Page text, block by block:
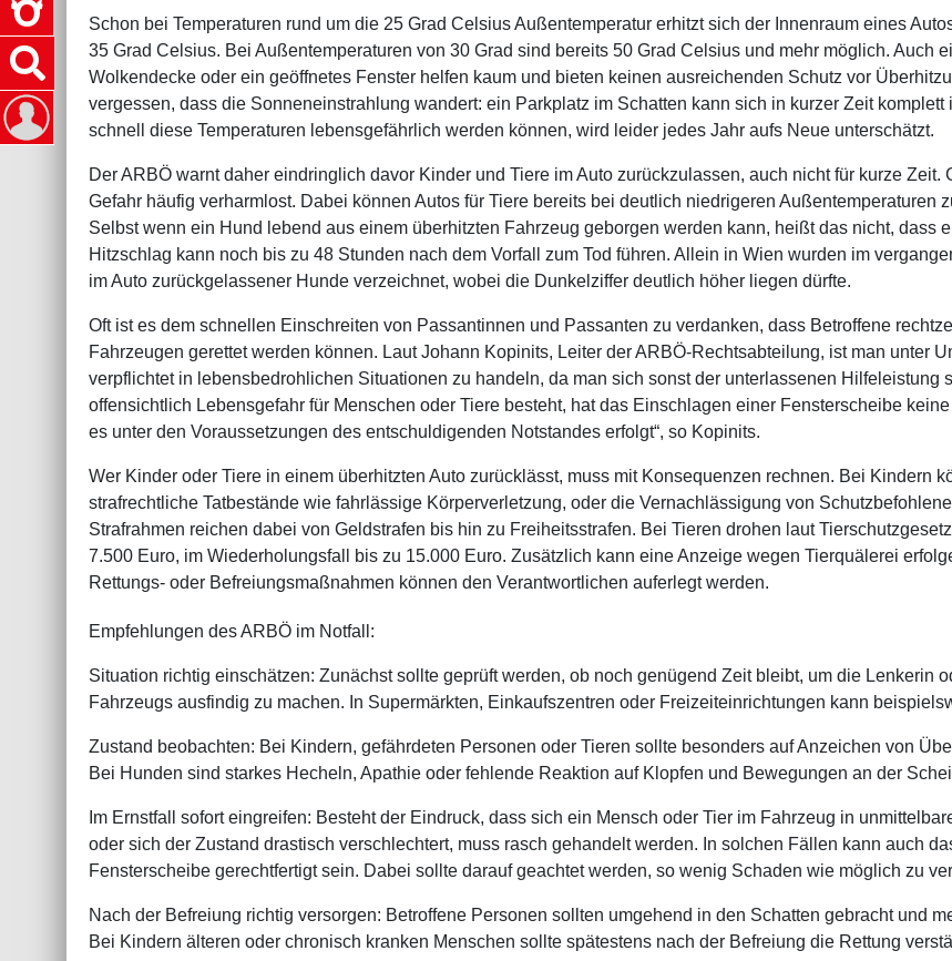
Schon bei Temperaturen rund um die 25 Grad Celsius Außentemperatur erhitzt sich der Innenraum eines
35 Grad Celsius. Bei Außentemperaturen von 30 Grad sind bereits 50 Grad Celsius und mehr möglich. Auch
Wolkendecke oder ein geöffnetes Fenster helfen kaum und bieten keinen ausreichenden Schutz vor
vergessen, dass die Sonneneinstrahlung wandert: ein Parkplatz im Schatten kann sich in kurzer Zeit
schnell diese Temperaturen lebensgefährlich werden können, wird leider jedes Jahr aufs Neue unterschätzt.
Der ARBÖ warnt daher eindringlich davor Kinder und Tiere im Auto zurückzulassen, auch nicht für kurze Zeit.
Gefahr häufig verharmlost. Dabei können Autos für Tiere bereits bei deutlich niedrigeren Außentemperaturen
Selbst wenn ein Hund lebend aus einem überhitzten Fahrzeug geborgen werden kann, heißt das nicht, dass
Hitzschlag kann noch bis zu 48 Stunden nach dem Vorfall zum Tod führen. Allein in Wien wurden im
im Auto zurückgelassener Hunde verzeichnet, wobei die Dunkelziffer deutlich höher liegen dürfte.
Oft ist es dem schnellen Einschreiten von Passantinnen und Passanten zu verdanken, dass Betroffene
Fahrzeugen gerettet werden können. Laut Johann Kopinits, Leiter der ARBÖ-Rechtsabteilung, ist man unter
verpflichtet in lebensbedrohlichen Situationen zu handeln, da man sich sonst der unterlassenen Hilfeleistung
offensichtlich Lebensgefahr für Menschen oder Tiere besteht, hat das Einschlagen einer Fensterscheibe
es unter den Voraussetzungen des entschuldigenden Notstandes erfolgt“, so Kopinits.
Wer Kinder oder Tiere in einem überhitzten Auto zurücklässt, muss mit Konsequenzen rechnen. Bei Kindern
strafrechtliche Tatbestände wie fahrlässige Körperverletzung, oder die Vernachlässigung von
Strafrahmen reichen dabei von Geldstrafen bis hin zu Freiheitsstrafen. Bei Tieren drohen laut
7.500 Euro, im Wiederholungsfall bis zu 15.000 Euro. Zusätzlich kann eine Anzeige wegen Tierquälerei
Rettungs- oder Befreiungsmaßnahmen können den Verantwortlichen auferlegt werden.
Empfehlungen des ARBÖ im Notfall:
Situation richtig einschätzen: Zunächst sollte geprüft werden, ob noch genügend Zeit bleibt, um die Lenkerin
Fahrzeugs ausfindig zu machen. In Supermärkten, Einkaufszentren oder Freizeiteinrichtungen kann
Zustand beobachten: Bei Kindern, gefährdeten Personen oder Tieren sollte besonders auf Anzeichen von
Bei Hunden sind starkes Hecheln, Apathie oder fehlende Reaktion auf Klopfen und Bewegungen an der
Im Ernstfall sofort eingreifen: Besteht der Eindruck, dass sich ein Mensch oder Tier im Fahrzeug in
oder sich der Zustand drastisch verschlechtert, muss rasch gehandelt werden. In solchen Fällen kann auch
Fensterscheibe gerechtfertigt sein. Dabei sollte darauf geachtet werden, so wenig Schaden wie möglich zu
Nach der Befreiung richtig versorgen: Betroffene Personen sollten umgehend in den Schatten gebracht und
Bei Kindern älteren oder chronisch kranken Menschen sollte spätestens nach der Befreiung die Rettung